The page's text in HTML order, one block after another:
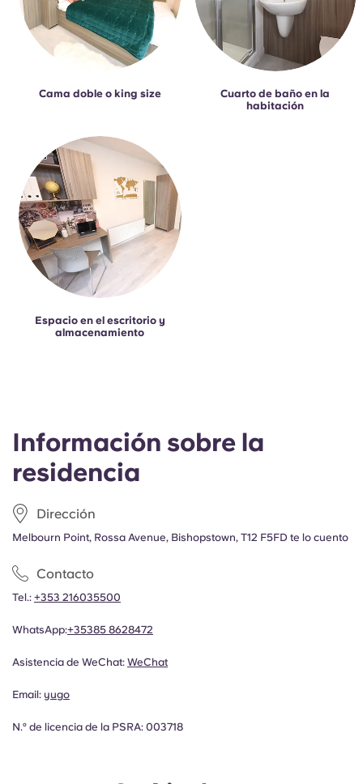
Información sobre la
residencia
Dirección
Melbourn Point, Rossa Avenue, Bishopstown, T12 F5FD te lo cuento
Contacto
Tel.: +353 216035500
WhatsApp:+35385 8628472
Asistencia de WeChat: WeChat
Email: yugo
N.º de licencia de la PSRA: 003718
Cama doble o king size
Cuarto de baño en la
habitación
Espacio en el escritorio y
almacenamiento